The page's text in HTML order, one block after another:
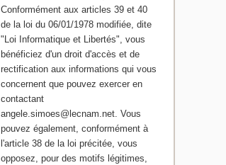
Conformément aux articles 39 et 40
de la loi du 06/01/1978 modifiée, dite
"Loi Informatique et Libertés", vous
bénéficiez d'un droit d'accès et de
rectification aux informations qui vous
concernent que pouvez exercer en
contactant
angele.simoes@lecnam.net. Vous
pouvez également, conformément à
l'article 38 de la loi précitée, vous
opposez, pour des motifs légitimes,